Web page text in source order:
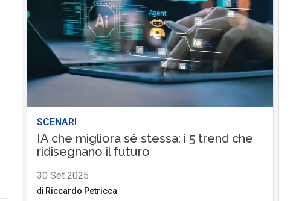
SCENARI
IA che migliora sé stessa: i 5 trend che
ridisegnano il futuro
30 Set 2025
di Riccardo Petricca